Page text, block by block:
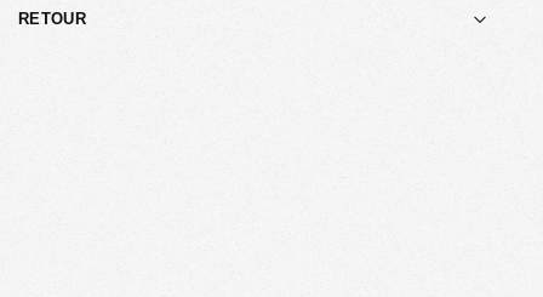
RETOUR